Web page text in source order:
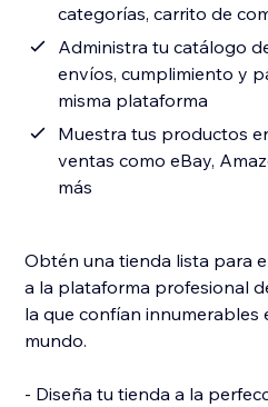
categorías, carrito de
Administra tu catálogo
envíos, cumplimiento y
misma plataforma
Muestra tus productos
ventas como eBay,
más
Obtén una tienda lista para
a la plataforma profesional
la que confían innumerables
mundo.
- Diseña tu tienda a la